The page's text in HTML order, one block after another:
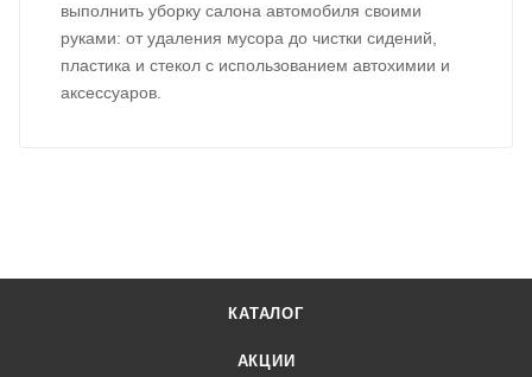
выполнить уборку салона автомобиля своими
руками: от удаления мусора до чистки сидений,
пластика и стекол с использованием автохимии и
аксессуаров.
КАТАЛОГ
АКЦИИ